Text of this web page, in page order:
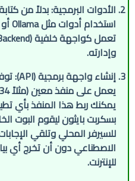
الأدوات البرمجية:بدلاً من
استخدام أدوات مثلOllamaأو
وإدارته.
إنشاء واجهة برمجية (API):
يمكنك ربط هذا المنفذ بأي
بسكربت بايثون ليقوم البوت
للسيرفر المحلي وتلقي
الاصطناعي دون أن تخرج أي
للإنترنت.